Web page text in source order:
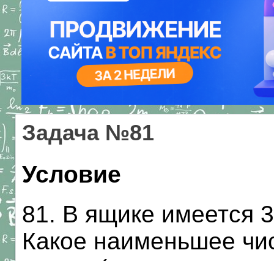
Задача №81
Условие
81. В ящике имеется
Какое наименьшее